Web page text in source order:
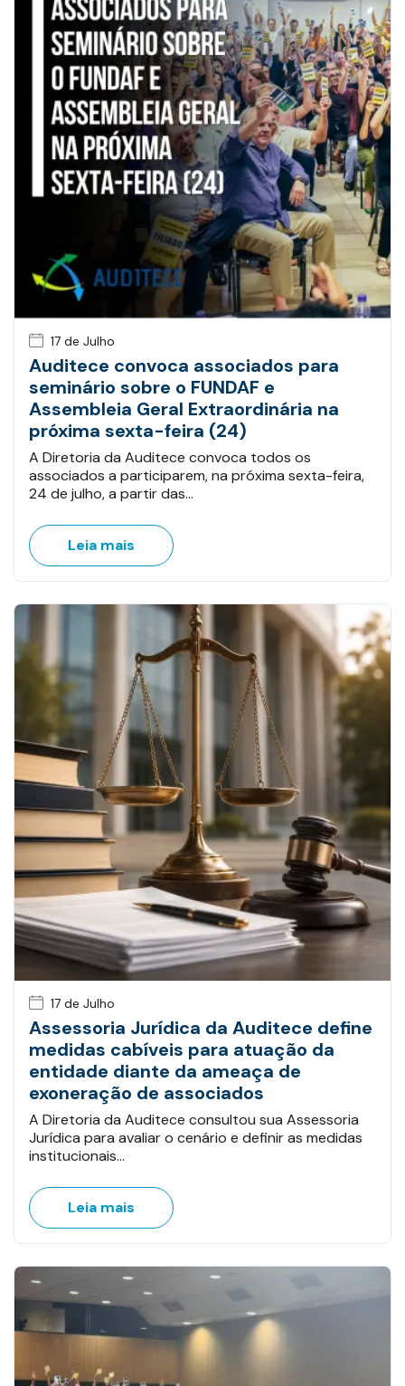
17 de Julho
Auditece convoca associados para
seminário sobre o FUNDAF e
Assembleia Geral Extraordinária na
próxima sexta-feira (24)
A Diretoria da Auditece convoca todos os
associados a participarem, na próxima sexta-feira,
24 de julho, a partir das…
Leia mais
17 de Julho
Assessoria Jurídica da Auditece define
medidas cabíveis para atuação da
entidade diante da ameaça de
exoneração de associados
A Diretoria da Auditece consultou sua Assessoria
Jurídica para avaliar o cenário e definir as medidas
institucionais…
Leia mais